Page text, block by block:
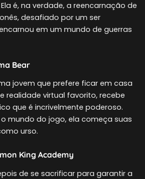
é, na verdade, a reencarnação de
desafiado por um ser
em um mundo de guerras
Bear
jovem que prefere ficar em casa
realidade virtual favorito, recebe
que é incrivelmente poderoso.
mundo do jogo, ela começa suas
urso.
King Academy
de se sacrificar para garantir a